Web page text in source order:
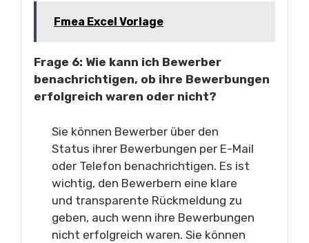
Fmea Excel Vorlage
Frage 6: Wie kann ich Bewerber
benachrichtigen, ob ihre Bewerbungen
erfolgreich waren oder nicht?
Sie können Bewerber über den
Status ihrer Bewerbungen per E-Mail
oder Telefon benachrichtigen. Es ist
wichtig, den Bewerbern eine klare
und transparente Rückmeldung zu
geben, auch wenn ihre Bewerbungen
nicht erfolgreich waren. Sie können